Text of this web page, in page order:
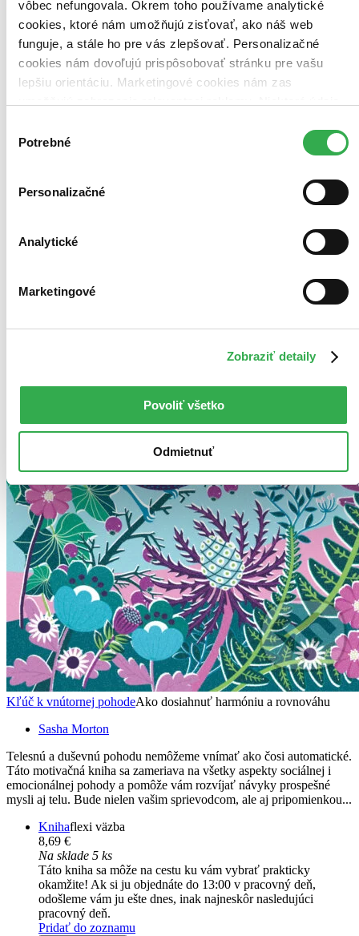
vôbec nefungovala. Okrem toho používame analytické
cookies, ktoré nám umožňujú zisťovať, ako náš web
funguje, a stále ho pre vás zlepšovať. Personalizačné
cookies nám dovoľujú prispôsobovať stránku pre vašu
lepšiu orientáciu. Marketingové cookies nám zas
keby sme mohli používať všetky tieto cookies. Ďakujeme!
súhlasu
Potrebné
Personalizačné
Analytické
Marketingové
Zobraziť detaily
Povoliť všetko
Odmietnuť
Bestsellery
Top hodnotené
Najdrahšie
Najvyššia zľava
Kľúč k vnútornej pohodeAko dosiahnuť harmóniu a rovnováhu
Sasha Morton
Telesnú a duševnú pohodu nemôžeme vnímať ako čosi automatické.
Táto motivačná kniha sa zameriava na všetky aspekty sociálnej i
emocionálnej pohody a pomôže vám rozvíjať návyky prospešné
mysli aj telu. Bude nielen vašim sprievodcom, ale aj pripomienkou...
Knihaflexi väzba
8,69 €
Na sklade 5 ks
Táto kniha sa môže na cestu ku vám vybrať prakticky
okamžite! Ak si ju objednáte do 13:00 v pracovný deň,
odošleme vám ju ešte dnes, inak najneskôr nasledujúci
pracovný deň.
Pridať do zoznamu